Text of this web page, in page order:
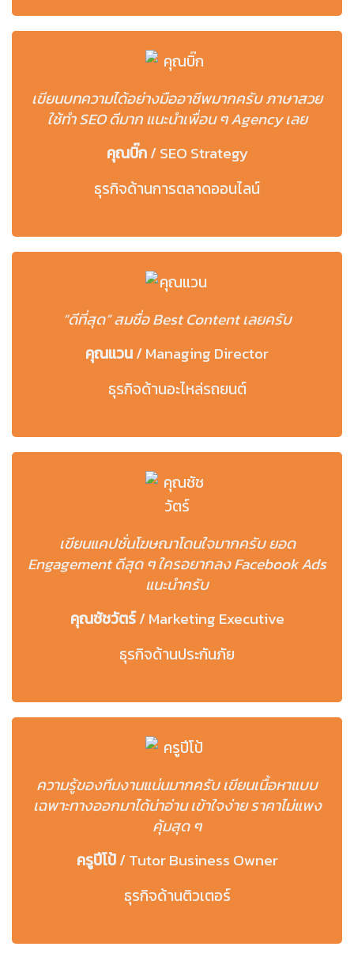
เขียนบทความได้อย่างมืออาชีพมากครับ ภาษาสวย
ใช้ทำ SEO ดีมาก แนะนำเพื่อน ๆ Agency เลย
คุณบิ๊ก/SEO Strategy
ธุรกิจด้านการตลาดออนไลน์
“ดีที่สุด” สมชื่อ Best Content เลยครับ
คุณแวน/Managing Director
ธุรกิจด้านอะไหล่รถยนต์
เขียนแคปชั่นโฆษณาโดนใจมากครับ ยอด
Engagement ดีสุด ๆ ใครอยากลง Facebook Ads
แนะนำครับ
คุณชัชวัตร์/Marketing Executive
ธุรกิจด้านประกันภัย
ความรู้ของทีมงานแน่นมากครับ เขียนเนื้อหาแบบ
เฉพาะทางออกมาได้น่าอ่าน เข้าใจง่าย ราคาไม่แพง
คุ้มสุด ๆ
ครูปีโป้/Tutor Business Owner
ธุรกิจด้านติวเตอร์